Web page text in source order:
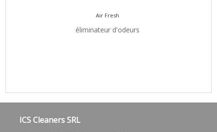
Air Fresh
éliminateur d'odeurs
ICS Cleaners SRL